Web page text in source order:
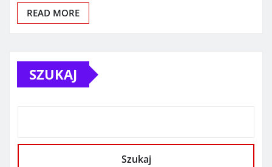
READ MORE
SZUKAJ
Szukaj